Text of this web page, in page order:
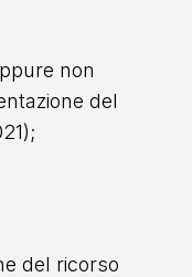
non
del
del ricorso